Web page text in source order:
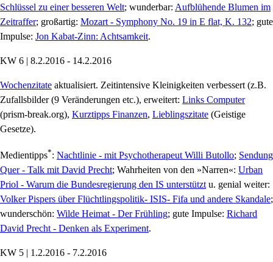
Schlüssel zu einer besseren Welt; wunderbar: Aufblühende Blumen im
Zeitraffer; großartig: Mozart - Symphony No. 19 in E flat, K. 132; gute
Impulse: Jon Kabat-Zinn: Achtsamkeit.
KW 6 | 8.2.2016 - 14.2.2016
Wochenzitate aktualisiert. Zeitintensive Kleinigkeiten verbessert (z.B.
Zufallsbilder (9 Veränderungen etc.), erweitert: Links Computer
(prism-break.org), Kurztipps Finanzen, Lieblingszitate (Geistige
Gesetze).
Medientipps*: Nachtlinie - mit Psychotherapeut Willi Butollo; Sendung
Quer - Talk mit David Precht; Wahrheiten von den »Narren«: Urban
Priol - Warum die Bundesregierung den IS unterstützt u. genial weiter:
Volker Pispers über Flüchtlingspolitik- ISIS- Fifa und andere Skandale;
wunderschön: Wilde Heimat - Der Frühling; gute Impulse: Richard
David Precht - Denken als Experiment.
KW 5 | 1.2.2016 - 7.2.2016